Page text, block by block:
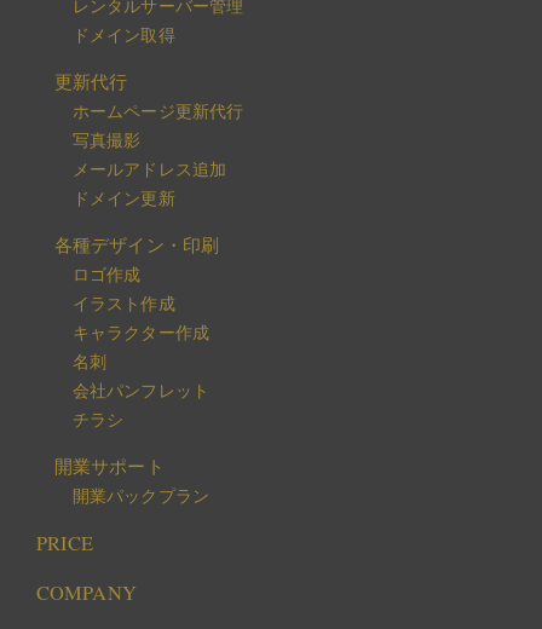
レンタルサーバー管理
ドメイン取得
更新代行
ホームページ更新代行
写真撮影
メールアドレス追加
ドメイン更新
各種デザイン・印刷
ロゴ作成
イラスト作成
キャラクター作成
名刺
会社パンフレット
チラシ
開業サポート
開業パックプラン
PRICE
COMPANY